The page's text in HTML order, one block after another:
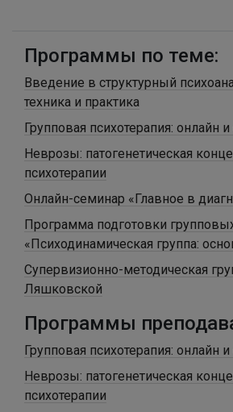
Программы по теме:
Введение в структурный
техника и практика
Групповая психотерапия: онлайн
Неврозы: патогенетическая
психотерапии
Онлайн-семинар «Главное в
Программа подготовки
«Психодинамическая группа:
Супервизионно-методическая
Ляшковской
Программы
Групповая психотерапия: онлайн
Неврозы: патогенетическая
психотерапии